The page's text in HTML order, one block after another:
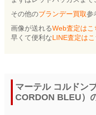
その他のブランデー買取参
画像が送れるWeb査定はこ
早くて便利なLINE査定はこ
マーテル コルドン
CORDON BLEU）